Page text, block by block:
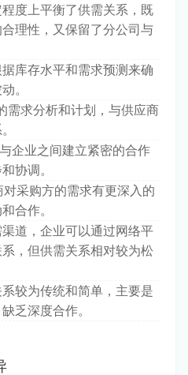
度上平衡了供需关系，既
理性，又保留了分公司与
库存水平和需求预测来确
。
需求分析和计划，与供应商
企业之间建立紧密的合作
协调。
采购方的需求有更深入的
合作。
道，企业可以通过网络平
，但供需关系相对较为松
较为传统和简单，主要是
乏深度合作。